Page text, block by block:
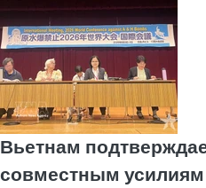
Вьетнам
совместным